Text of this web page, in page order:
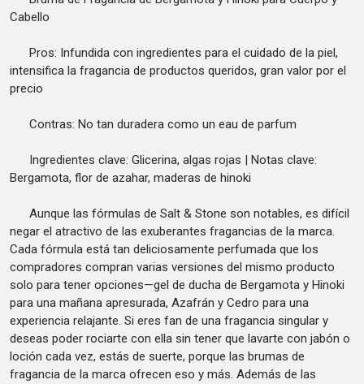
Cabello
Pros: Infundida con ingredientes para el cuidado de la piel,
intensifica la fragancia de productos queridos, gran valor por el
precio
Contras: No tan duradera como un eau de parfum
Ingredientes clave: Glicerina, algas rojas | Notas clave:
Bergamota, flor de azahar, maderas de hinoki
Aunque las fórmulas de Salt & Stone son notables, es difícil
negar el atractivo de las exuberantes fragancias de la marca.
Cada fórmula está tan deliciosamente perfumada que los
compradores compran varias versiones del mismo producto
solo para tener opciones—gel de ducha de Bergamota y Hinoki
para una mañana apresurada, Azafrán y Cedro para una
experiencia relajante. Si eres fan de una fragancia singular y
deseas poder rociarte con ella sin tener que lavarte con jabón o
loción cada vez, estás de suerte, porque las brumas de
fragancia de la marca ofrecen eso y más. Además de las